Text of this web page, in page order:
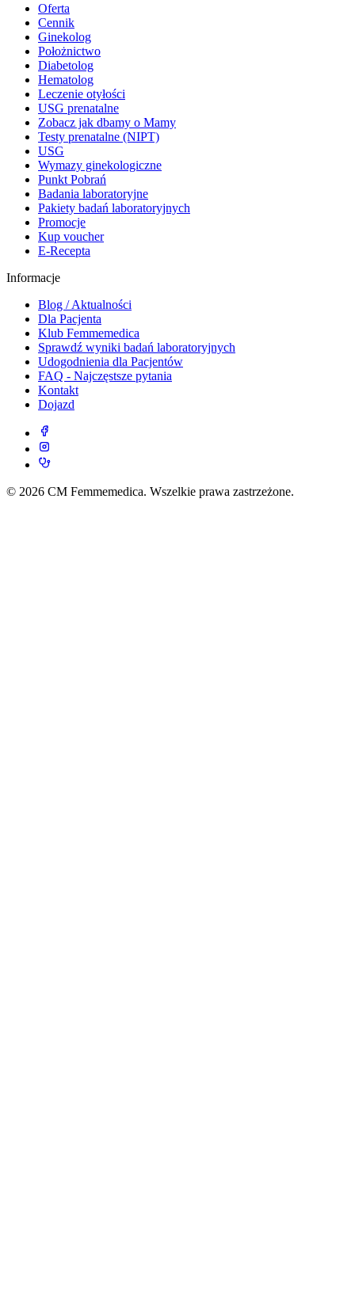
Oferta
Cennik
Ginekolog
Położnictwo
Diabetolog
Hematolog
Leczenie otyłości
USG prenatalne
Zobacz jak dbamy o Mamy
Testy prenatalne (NIPT)
USG
Wymazy ginekologiczne
Punkt Pobrań
Badania laboratoryjne
Pakiety badań laboratoryjnych
Promocje
Kup voucher
E-Recepta
Informacje
Blog / Aktualności
Dla Pacjenta
Klub Femmemedica
Sprawdź wyniki badań laboratoryjnych
Udogodnienia dla Pacjentów
FAQ - Najczęstsze pytania
Kontakt
Dojazd
© 2026 CM Femmemedica. Wszelkie prawa zastrzeżone.